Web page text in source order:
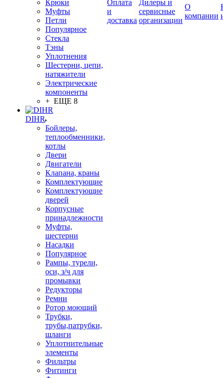
Крюки
Муфты
Петли
Популярное
Стекла
Тэны
Уплотнения
Шестерни, цепи,
натяжители
Электрические
компоненты
+ ЕЩЕ 8
DIHR
Бойлеры,
теплообменники,
котлы
Двери
Двигатели
Клапана, краны
Комплектующие
Комплектующие
дверей
Корпусные
принадлежности
Муфты,
шестерни
Насадки
Популярное
Рампы, турели,
оси, з/ч для
промывки
Редукторы
Ремни
Ротор моющий
Трубки,
трубы,патрубки,
шланги
Уплотнительные
элементы
Фильтры
Фитинги
Оплата
и
доставка
Дилеры и
сервисные
организации
О
компании